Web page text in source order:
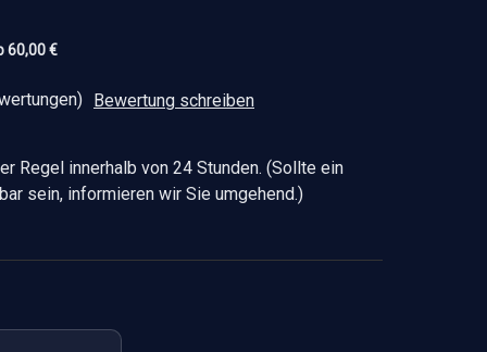
60,00 €
Bewertung schreiben
Regel innerhalb von 24 Stunden. (Sollte ein
sein, informieren wir Sie umgehend.)